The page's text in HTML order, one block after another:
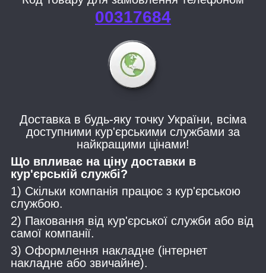
00317684
Доставка в будь-яку точку України, всіма
доступними кур'єрськими службами за
найкращими цінами!
Що впливає на ціну доставки в
кур'єрській службі?
1) Скільки компанія працює з кур'єрською
службою.
2) Паковання від кур'єрської служби або від
самої компанії.
3) Оформлення накладне (інтернет
накладне або звичайне).